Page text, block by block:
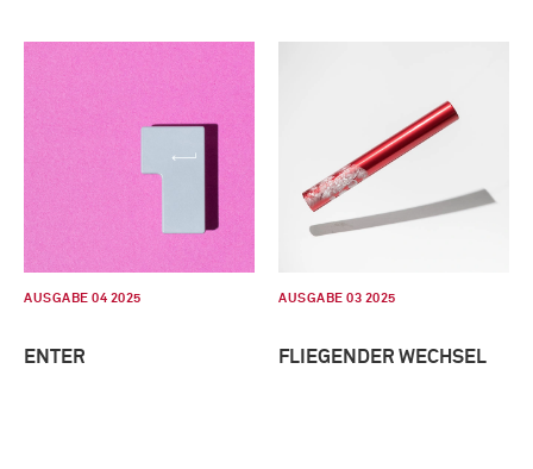
AUSGABE 04 2025
ENTER
AUSGABE 03 2025
FLIEGENDER WECHSEL